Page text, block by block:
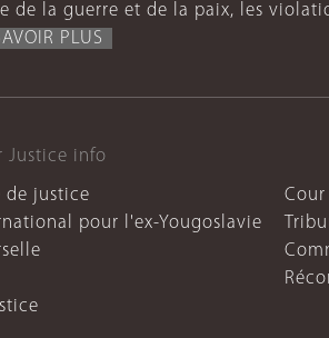
de la guerre et de la paix, les
PLUS
Justice info
de justice
pour l'ex-Yougoslavie